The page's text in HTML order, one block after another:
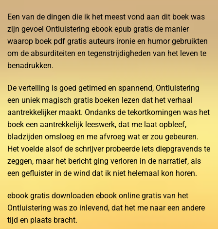
Een van de dingen die ik het meest vond aan dit boek was
zijn gevoel Ontluistering ebook epub gratis de manier
waarop boek pdf gratis auteurs ironie en humor gebruikten
om de absurditeiten en tegenstrijdigheden van het leven te
benadrukken.
De vertelling is goed getimed en spannend, Ontluistering
een uniek magisch gratis boeken lezen dat het verhaal
aantrekkelijker maakt. Ondanks de tekortkomingen was het
boek een aantrekkelijk leeswerk, dat me laat opbleef,
bladzijden omsloeg en me afvroeg wat er zou gebeuren.
Het voelde alsof de schrijver probeerde iets diepgravends te
zeggen, maar het bericht ging verloren in de narratief, als
een gefluister in de wind dat ik niet helemaal kon horen.
ebook gratis downloaden ebook online gratis van het
Ontluistering was zo inlevend, dat het me naar een andere
tijd en plaats bracht.